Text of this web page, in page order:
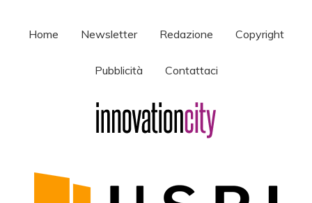
Home Newsletter Redazione Copyright
Pubblicità Contattaci